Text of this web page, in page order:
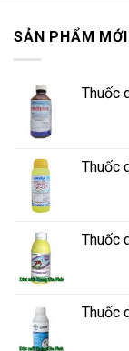
SẢN PHẨM MỚI
Thuốc
Thuốc
Thuốc
Thuốc